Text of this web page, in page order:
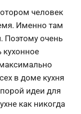
человек
Именно там
Поэтому очень
кухонное
в доме кухня
идеи для
как никогда